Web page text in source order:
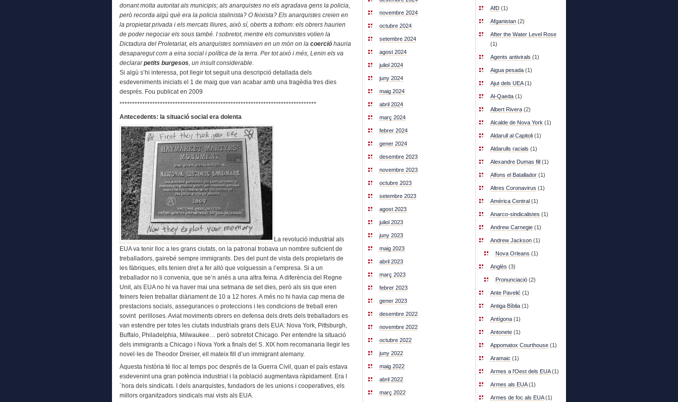
donant molta autoritat als municipis; als anarquistes no els agradava gens la policia,
però recorda algú què era la policia stalinista? O feixista? Els anarquistes creien en
la propietat privada i els mercats lliures, això sí, oberts a tothom: els obrers haurien
de poder negociar els sous també. I sobretot, mentre els comunistes volien la
Dictadura del Proletariat, els anarquistes somniaven en un món on la coerció hauria
desaparegut com a eina social i política de la terra. Per tot això i més, Lenin els va
declararpetits burgesos, un insult considerable.
Si algú s’hi interessa, pot llegir tot seguit una descripció detallada dels
esdeveniments iniciats el 1 de maig que van acabar amb una tragèdia tres dies
després. Fou publicat en 2009
******************************************************************************
Antecedents: la situació social era dolenta
La revolució industrial als
EUA va tenir lloc a les grans ciutats, on la patronal trobava un nombre suficient de
treballadors, gairebé sempre immigrants. Des del punt de vista dels propietaris de
les fàbriques, ells tenien dret a fer allò que volguessin a l’empresa. Si a un
treballador no li convenia, que se’n anés a una altra feina. A diferència del Regne
Unit, als EUA no hi va haver mai una setmana de set dies, però als sis que eren
feiners feien treballar diàriament de 10 a 12 hores. A més no hi havia cap mena de
prestacions socials, assegurances o proteccions i les condicions de treball eren
sovint perilloses. Aviat moviments obrers en defensa dels drets dels treballadors es
van estendre per totes les ciutats industrials grans dels EUA: Nova York, Pittsburgh,
Buffalo, Philadelphia, Milwaukee… però sobretot Chicago. Per entendre la situació
dels immigrants a Chicago i Nova York a finals del S. XIX hom recomanaria llegir les
novel·les de Theodor Dreiser, ell mateix fill d’un immigrant alemany.
Aquesta història té lloc al temps poc després de la Guerra Civil, quan el país estava
esdevenint una gran potència industrial i la població augmentava ràpidament. Era l
´hora dels sindicats. I dels anarquistes, fundadors de les unions i cooperatives, els
millors organitzadors sindicals mai vists als EUA.
novembre 2024
octubre 2024
setembre 2024
agost 2024
juliol 2024
juny 2024
maig 2024
abril 2024
març 2024
febrer 2024
gener 2024
desembre 2023
novembre 2023
octubre 2023
setembre 2023
agost 2023
juliol 2023
juny 2023
maig 2023
abril 2023
març 2023
febrer 2023
gener 2023
desembre 2022
novembre 2022
octubre 2022
juny 2022
maig 2022
abril 2022
març 2022
AfD (1)
Afganistan (2)
After the Water Level Rose
(1)
Agents antivirals (1)
Aigua pesada (1)
Ajut dels UEA(1)
Al-Qaeda (1)
Albert Rivera (2)
Alcalde de Nova York (1)
Aldarull al Capitoli (1)
Aldarulls racials (1)
Alexandre Dumas fill (1)
Alfons el Batallador (1)
Altres Coronavirus (1)
Amèrica Central (1)
Anarco-sindicalistes (1)
Andrew Carnegie (1)
Andrew Jackson (1)
Nova Orleans (1)
Anglès (3)
Pronunciació (2)
Ante Pavelić (1)
Antiga Bíblia (1)
Antígona (1)
Antonete (1)
Appomatox Courthouse (1)
Aramaic (1)
Armes a l'Oest dels EUA(1)
Armes als EUA(1)
Armes de foc als EUA(1)